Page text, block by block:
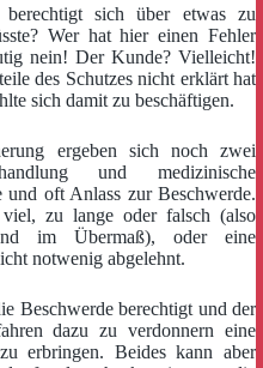
sich über etwas zu
Wer hat hier einen Fehler
nein! Der Kunde? Vielleicht!
des Schutzes nicht erklärt hat
sich damit zu beschäftigen.
ergeben sich noch zwei
und medizinische
oft Anlass zur Beschwerde.
zu lange oder falsch (also
im Übermaß), oder eine
notwenig abgelehnt.
Beschwerde berechtigt und der
dazu zu verdonnern eine
erbringen. Beides kann aber